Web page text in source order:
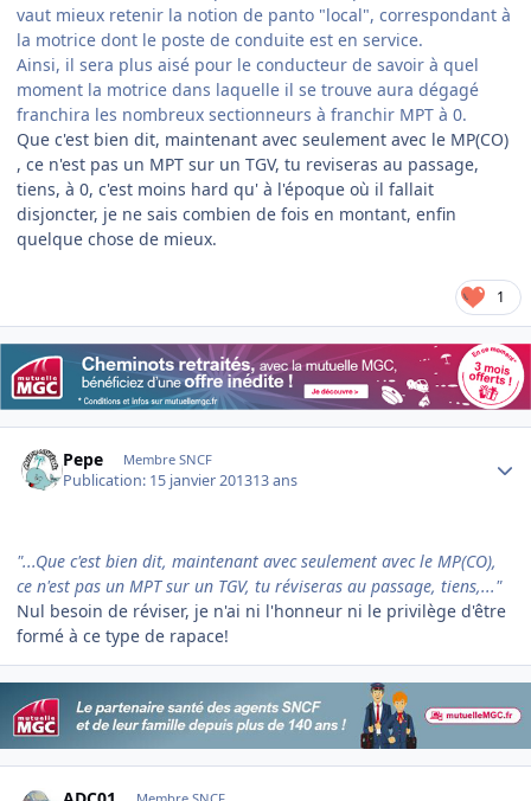
vaut mieux retenir la notion de panto "local", correspondant à
la motrice dont le poste de conduite est en service.
Ainsi, il sera plus aisé pour le conducteur de savoir à quel
moment la motrice dans laquelle il se trouve aura dégagé
franchira les nombreux sectionneurs à franchir MPT à 0.
Que c'est bien dit, maintenant avec seulement avec le MP(CO)
, ce n'est pas un MPT sur un TGV, tu reviseras au passage,
tiens, à 0, c'est moins hard qu' à l'époque où il fallait
disjoncter, je ne sais combien de fois en montant, enfin
quelque chose de mieux.
1
Pepe Membre SNCF
Publication: 15 janvier 201313 ans
"...Que c'est bien dit, maintenant avec seulement avec le MP(CO),
ce n'est pas un MPT sur un TGV, tu réviseras au passage, tiens,..."
Nul besoin de réviser, je n'ai ni l'honneur ni le privilège d'être
formé à ce type de rapace!